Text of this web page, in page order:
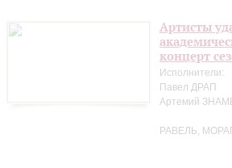
Артисты
концерт
Исполнители:
Павел ДРАП
Артемий
РАВЕЛЬ,